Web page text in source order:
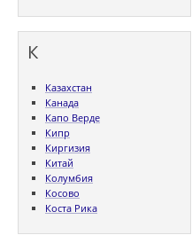
К
Казахстан
Канада
Капо Верде
Кипр
Киргизия
Китай
Колумбия
Косово
Коста Рика